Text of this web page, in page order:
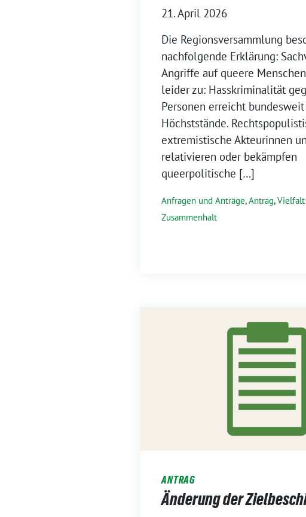
21. April 2026
Die Regionsversammlung
nachfolgende Erklärung:
Angriffe auf queere
leider zu: Hasskriminalität
Personen erreicht
Höchststände.
extremistische Akteurinnen
relativieren oder bekämpfen
queerpolitische […]
Anfragen und Anträge,Antrag,Vielfalt
Zusammenhalt
ANTRAG
Änderung der